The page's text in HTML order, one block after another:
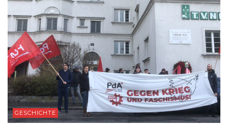
GESCHICHTE